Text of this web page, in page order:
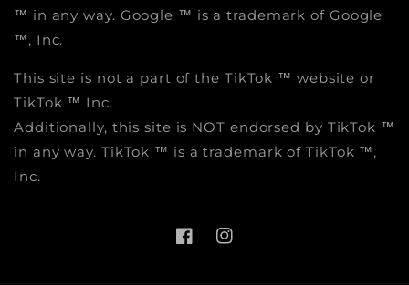
™ in any way. Google ™ is a trademark of Google
™, Inc.
This site is not a part of the TikTok ™ website or
TikTok ™ Inc.
Additionally, this site is NOT endorsed by TikTok ™
in any way. TikTok ™ is a trademark of TikTok ™,
Inc.
FacebookInstagram